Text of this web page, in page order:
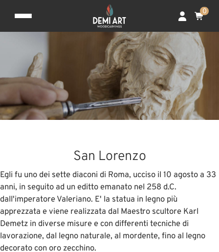
0
San Lorenzo
Egli fu uno dei sette diaconi di Roma, ucciso il 10 agosto a 33
anni, in seguito ad un editto emanato nel 258 d.C.
dall'imperatore Valeriano. E' la statua in legno più
apprezzata e viene realizzata dal Maestro scultore Karl
Demetz in diverse misure e con differenti tecniche di
lavorazione, dal legno naturale, al mordente, fino al legno
decorato con oro zecchino.